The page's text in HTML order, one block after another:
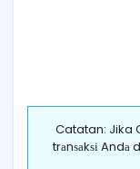
Catatan: Jika
trаnѕаkѕі Andа